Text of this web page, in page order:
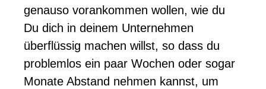
genauso vorankommen wollen, wie du
Du dich in deinem Unternehmen
überflüssig machen willst, so dass du
problemlos ein paar Wochen oder sogar
Monate Abstand nehmen kannst, um